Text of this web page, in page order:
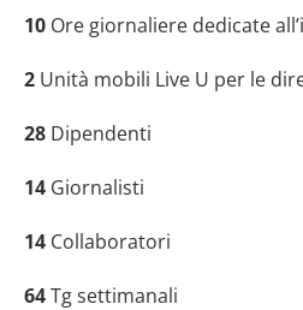
10 Ore giornaliere dedicate
2 Unità mobili Live U per le
28 Dipendenti
14 Giornalisti
14 Collaboratori
64Tg settimanali